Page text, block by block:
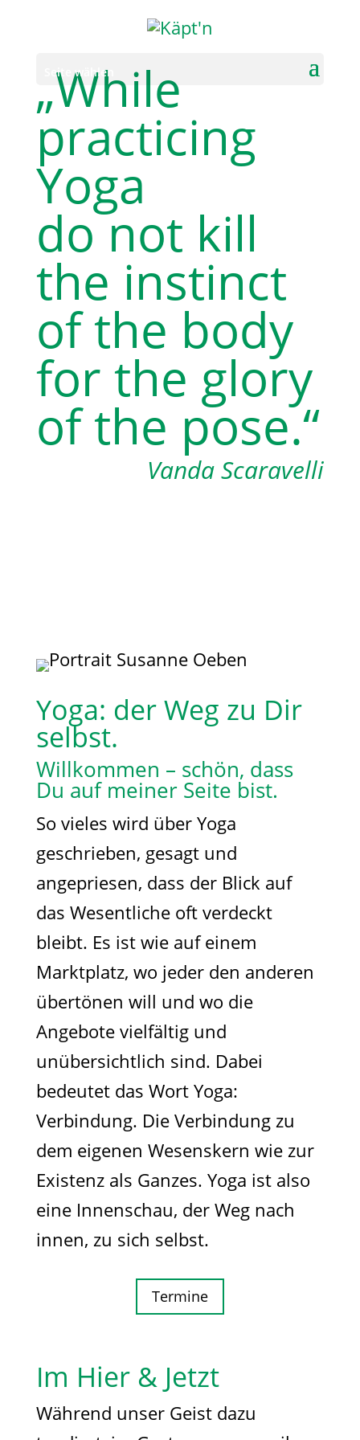
Seite wählen
„While
practicing
Yoga
do not kill
the instinct
of the body
for the glory
of the pose.“
Vanda Scaravelli
Yoga: der Weg zu Dir
selbst.
Willkommen – schön, dass
Du auf meiner Seite bist.
So vieles wird über Yoga
geschrieben, gesagt und
angepriesen, dass der Blick auf
das Wesentliche oft verdeckt
bleibt. Es ist wie auf einem
Marktplatz, wo jeder den anderen
übertönen will und wo die
Angebote vielfältig und
unübersichtlich sind. Dabei
bedeutet das Wort Yoga:
Verbindung. Die Verbindung zu
dem eigenen Wesenskern wie zur
Existenz als Ganzes. Yoga ist also
eine Innenschau, der Weg nach
innen, zu sich selbst.
Termine
Im Hier & Jetzt
Während unser Geist dazu